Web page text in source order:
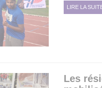
LIRE LA
Les